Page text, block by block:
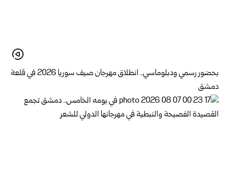
بحضور رسمي ودبلوماسي.. انطلاق مهرجان صيف سوريا 2026 في قلعة
دمشق